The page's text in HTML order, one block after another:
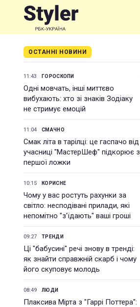
ОСТАННІ НОВИНИ
11:43 ГОРОСКОПИ
Одні мовчать, інші миттєво
вибухають: хто зі знаків Зодіаку
не стримує емоцій
11:04 СМАЧНО
Смак літа в тарілці: це гаспачо від
учасниці "МастерШеф" підкорює з
першої ложки
10:15 КОРИСНЕ
Чому у вас ростуть рахунки за
світло: несподівані прилади, які
непомітно "з'їдають" ваші гроші
09:27 ТРЕНДИ
Ці "бабусині" речі знову в тренді:
як знайти справжній скарб і чому
його скуповує молодь
08:49 ЛЮДИ
Плаксива Мірта з "Гаррі Поттера":